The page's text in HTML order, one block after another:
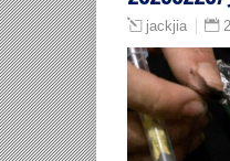
jackjia